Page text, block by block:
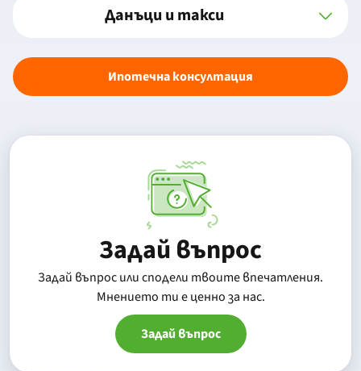
Данъци и такси
Ипотечна консултация
Задай въпрос
Задай въпрос или сподели твоите впечатления.
Mнението ти е ценно за нас.
Задай въпрос